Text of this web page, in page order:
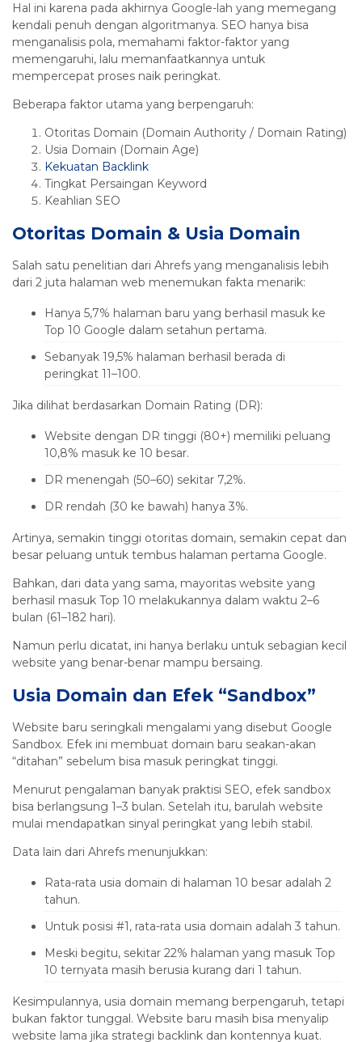
Hal ini karena pada akhirnya Google-lah yang memegang
kendali penuh dengan algoritmanya. SEO hanya bisa
menganalisis pola, memahami faktor-faktor yang
memengaruhi, lalu memanfaatkannya untuk
mempercepat proses naik peringkat.
Beberapa faktor utama yang berpengaruh:
Otoritas Domain (Domain Authority / Domain Rating)
Usia Domain (Domain Age)
Kekuatan Backlink
Tingkat Persaingan Keyword
Keahlian SEO
Otoritas Domain & Usia Domain
Salah satu penelitian dari Ahrefs yang menganalisis lebih
dari 2 juta halaman web menemukan fakta menarik:
Hanya 5,7% halaman baru yang berhasil masuk ke
Top 10 Google dalam setahun pertama.
Sebanyak 19,5% halaman berhasil berada di
peringkat 11–100.
Jika dilihat berdasarkan Domain Rating (DR):
Website dengan DR tinggi (80+) memiliki peluang
10,8% masuk ke 10 besar.
DR menengah (50–60) sekitar 7,2%.
DR rendah (30 ke bawah) hanya 3%.
Artinya, semakin tinggi otoritas domain, semakin cepat dan
besar peluang untuk tembus halaman pertama Google.
Bahkan, dari data yang sama, mayoritas website yang
berhasil masuk Top 10 melakukannya dalam waktu 2–6
bulan (61–182 hari).
Namun perlu dicatat, ini hanya berlaku untuk sebagian kecil
website yang benar-benar mampu bersaing.
Usia Domain dan Efek “Sandbox”
Website baru seringkali mengalami yang disebut Google
Sandbox. Efek ini membuat domain baru seakan-akan
“ditahan” sebelum bisa masuk peringkat tinggi.
Menurut pengalaman banyak praktisi SEO, efek sandbox
bisa berlangsung 1–3 bulan. Setelah itu, barulah website
mulai mendapatkan sinyal peringkat yang lebih stabil.
Data lain dari Ahrefs menunjukkan:
Rata-rata usia domain di halaman 10 besar adalah 2
tahun.
Untuk posisi #1, rata-rata usia domain adalah 3 tahun.
Meski begitu, sekitar 22% halaman yang masuk Top
10 ternyata masih berusia kurang dari 1 tahun.
Kesimpulannya, usia domain memang berpengaruh, tetapi
bukan faktor tunggal. Website baru masih bisa menyalip
website lama jika strategi backlink dan kontennya kuat.